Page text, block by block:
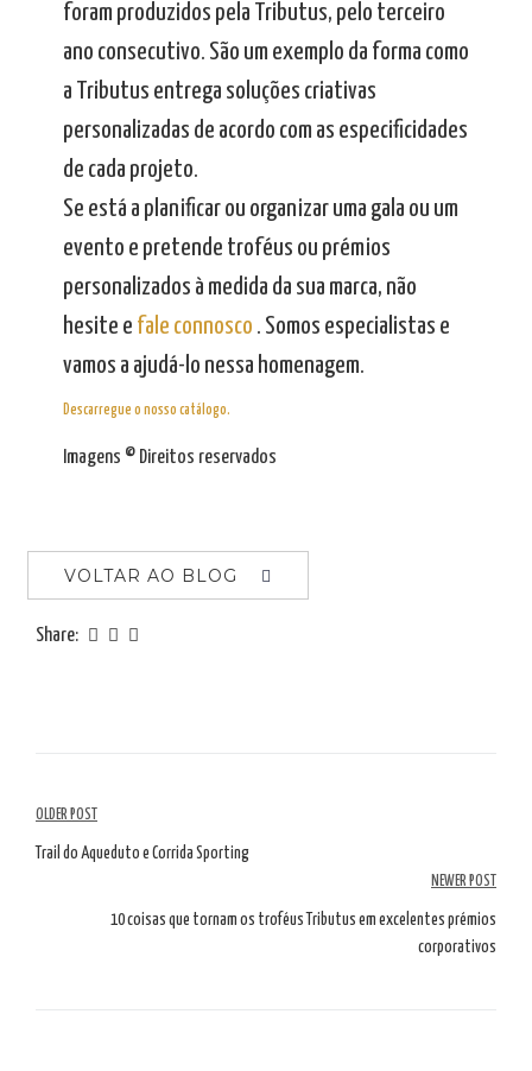
foram produzidos pela Tributus, pelo terceiro
ano consecutivo. São um exemplo da forma como
a Tributus entrega soluções criativas
personalizadas de acordo com as especificidades
de cada projeto.
Se está a planificar ou organizar uma gala ou um
evento e pretende troféus ou prémios
personalizados à medida da sua marca, não
hesite e fale connosco . Somos especialistas e
vamos a ajudá-lo nessa homenagem.
Descarregue o nosso catálogo.
Imagens © Direitos reservados
VOLTAR AO BLOG
Share:
Navegação
de
artigos
OLDER POST
Trail do Aqueduto e Corrida Sporting
NEWER POST
10 coisas que tornam os troféus Tributus em excelentes prémios
corporativos